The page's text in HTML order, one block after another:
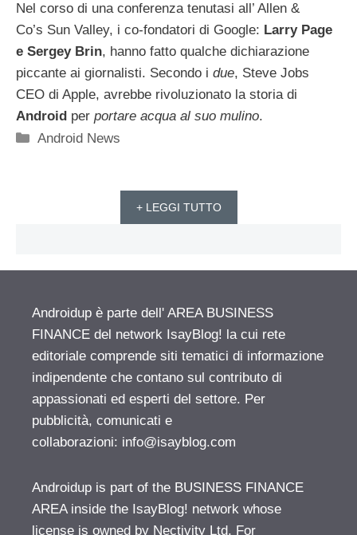
Nel corso di una conferenza tenutasi all’ Allen &
Co’s Sun Valley, i co-fondatori di Google: Larry Page
e Sergey Brin, hanno fatto qualche dichiarazione
piccante ai giornalisti. Secondo i due, Steve Jobs
CEO di Apple, avrebbe rivoluzionato la storia di
Android per portare acqua al suo mulino.
Categorie
Android News
+ LEGGI TUTTO
Androidup è parte dell' AREA BUSINESS
FINANCE del network IsayBlog! la cui rete
editoriale comprende siti tematici di informazione
indipendente che contano sul contributo di
appassionati ed esperti del settore. Per
pubblicità, comunicati e
collaborazioni: info@isayblog.com
Androidup is part of the BUSINESS FINANCE
AREA inside the IsayBlog! network whose
license is owned by Nectivity Ltd. For